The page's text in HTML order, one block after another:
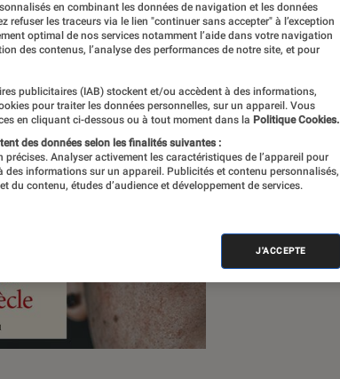
en combinant les données de navigation et les données
refuser les traceurs via le lien "continuer sans accepter" à l’exception
optimal de nos services notamment l’aide dans votre navigation
des contenus, l’analyse des performances de notre site, et pour
publicitaires (IAB) stockent et/ou accèdent à des informations,
pour traiter les données personnelles, sur un appareil. Vous
en cliquant ci-dessous ou à tout moment dans la Politique Cookies.
des données selon les finalités suivantes :
Analyser activement les caractéristiques de l’appareil pour
des informations sur un appareil. Publicités et contenu personnalisés,
du contenu, études d’audience et développement de services.
J'ACCEPTE